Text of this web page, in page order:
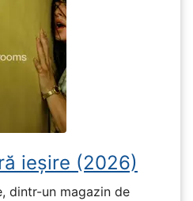
ieșire (2026)
dintr-un magazin de